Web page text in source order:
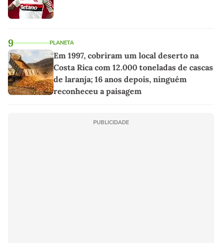
9 PLANETA
Em 1997, cobriram um local deserto na
Costa Rica com 12.000 toneladas de cascas
de laranja; 16 anos depois, ninguém
reconheceu a paisagem
PUBLICIDADE